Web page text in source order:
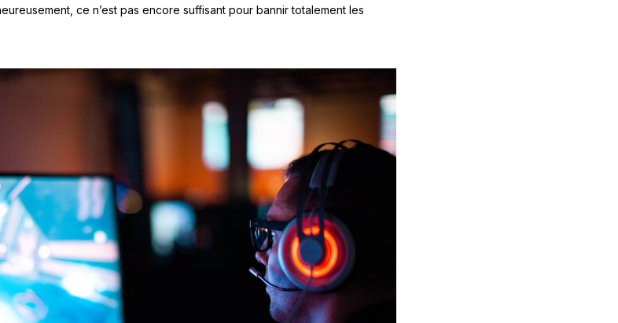
ce n’est pas encore suffisant pour bannir totalement les